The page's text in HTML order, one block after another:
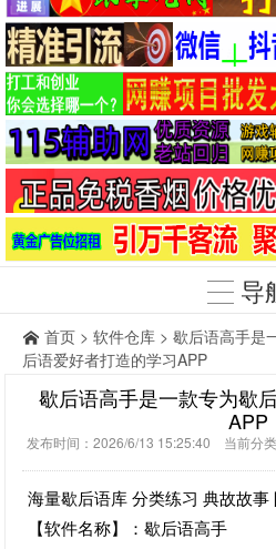
导
首页 > 软件仓库 > 歇后语高手是
后语爱好者打造的学习APP
歇后语高手是一款专为歇
APP
发布时间：2026/6/13 15:25:40 当前分类
海量歇后语库 分类练习 典故故事
【软件名称】：歇后语高手